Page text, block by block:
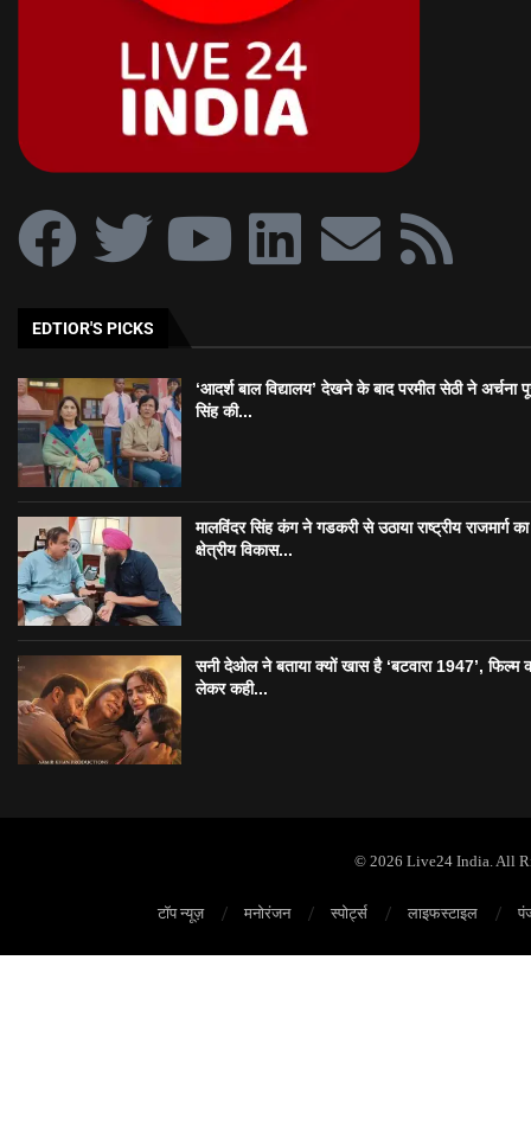
EDTIOR'S PICKS
‘आदर्श बाल विद्यालय’ देखने के बाद परमीत सेठी ने अर्चना
सिंह की...
मालविंदर सिंह कंग ने गडकरी से उठाया राष्ट्रीय राजमार्ग का
क्षेत्रीय विकास...
सनी देओल ने बताया क्यों खास है ‘बटवारा 1947’, फिल्म
लेकर कही...
© 2026 Live24 India. All
टॉप न्यूज़ मनोरंजन स्पोर्ट्स लाइफस्टाइल